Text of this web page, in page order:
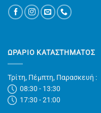
ΩΡΑΡΙΟ ΚΑΤΑΣΤΗΜΑΤΟΣ
Τρίτη, Πέμπτη, Παρασκευή :
08:30 - 13:30
17:30 - 21:00